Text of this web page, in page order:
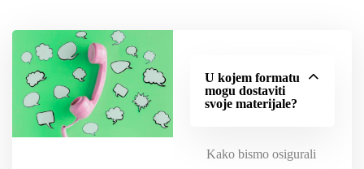
U kojem formatu
mogu dostaviti
svoje materijale?
Kako bismo osigurali